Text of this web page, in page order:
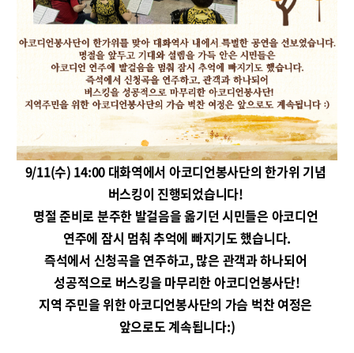
9/11(수) 14:00 대화역에서 아코디언봉사단의 한가위 기념
버스킹이 진행되었습니다!
명절 준비로 분주한 발걸음을 옮기던 시민들은 아코디언
연주에 잠시 멈춰 추억에 빠지기도 했습니다.
즉석에서 신청곡을 연주하고, 많은 관객과 하나되어
성공적으로 버스킹을 마무리한 아코디언봉사단!
지역 주민을 위한 아코디언봉사단의 가슴 벅찬 여정은
앞으로도 계속됩니다:)